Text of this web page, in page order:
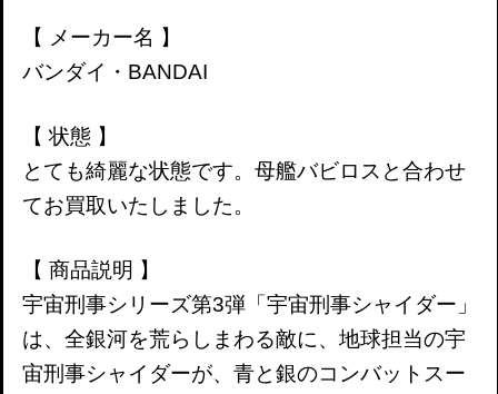
【 メーカー名 】
バンダイ・BANDAI
【 状態 】
とても綺麗な状態です。母艦バビロスと合わせ
てお買取いたしました。
【 商品説明 】
宇宙刑事シリーズ第3弾「宇宙刑事シャイダー」
は、全銀河を荒らしまわる敵に、地球担当の宇
宙刑事シャイダーが、青と銀のコンバットスー